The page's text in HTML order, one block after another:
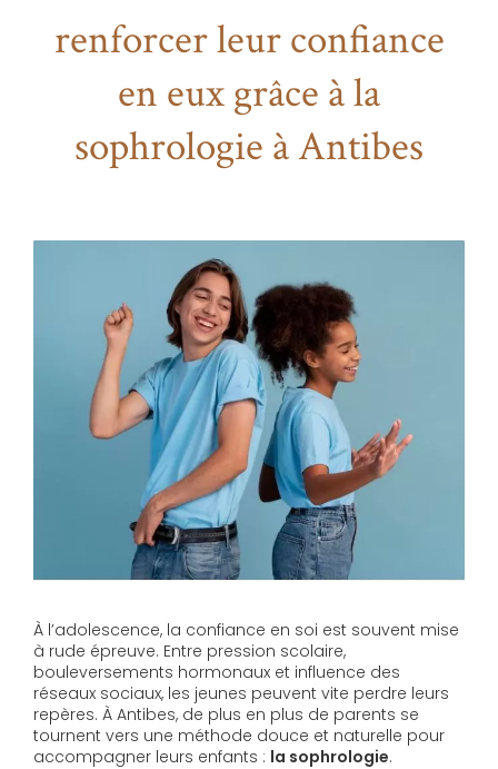
renforcer leur confiance
en eux grâce à la
sophrologie à Antibes
À l’adolescence, la confiance en soi est souvent mise
à rude épreuve. Entre pression scolaire,
bouleversements hormonaux et influence des
réseaux sociaux, les jeunes peuvent vite perdre leurs
repères. À Antibes, de plus en plus de parents se
tournent vers une méthode douce et naturelle pour
accompagner leurs enfants : la sophrologie.